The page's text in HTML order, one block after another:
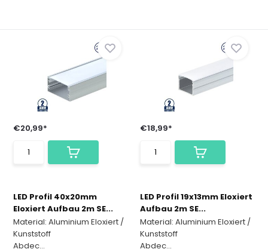
€20,99*
LED Profil 40x20mm
Eloxiert Aufbau 2m SE...
Material: Aluminium Eloxiert /
Kunststoff
Abdec...
€18,99*
LED Profil 19x13mm Eloxiert
Aufbau 2m SE...
Material: Aluminium Eloxiert /
Kunststoff
Abdec...